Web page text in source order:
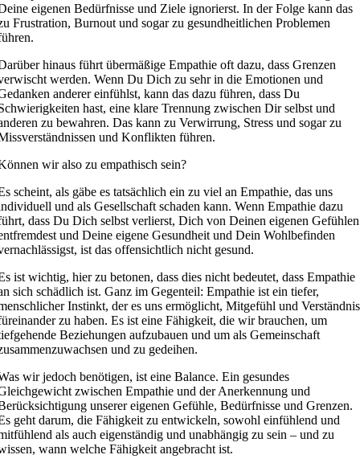
eigenen Bedürfnisse und Ziele ignorierst. In der Folge kann das
Frustration, Burnout und sogar zu gesundheitlichen Problemen
hinaus führt übermäßige Empathie oft dazu, dass Grenzen
werden. Wenn Du Dich zu sehr in die Emotionen und
anderer einfühlst, kann das dazu führen, dass Du
hast, eine klare Trennung zwischen Dir selbst und
zu bewahren. Das kann zu Verwirrung, Stress und sogar zu
und Konflikten führen.
wir also zu empathisch sein?
scheint, als gäbe es tatsächlich ein zu viel an Empathie, das uns
und als Gesellschaft schaden kann. Wenn Empathie dazu
dass Du Dich selbst verlierst, Dich von Deinen eigenen Gefühlen
und Deine eigene Gesundheit und Dein Wohlbefinden
ist das offensichtlich nicht gesund.
ist wichtig, hier zu betonen, dass dies nicht bedeutet, dass Empathie
sich schädlich ist. Ganz im Gegenteil: Empathie ist ein tiefer,
Instinkt, der es uns ermöglicht, Mitgefühl und Verständnis
zu haben. Es ist eine Fähigkeit, die wir brauchen, um
Beziehungen aufzubauen und um als Gemeinschaft
und zu gedeihen.
wir jedoch benötigen, ist eine Balance. Ein gesundes
zwischen Empathie und der Anerkennung und
unserer eigenen Gefühle, Bedürfnisse und Grenzen.
geht darum, die Fähigkeit zu entwickeln, sowohl einfühlend und
als auch eigenständig und unabhängig zu sein – und zu
wann welche Fähigkeit angebracht ist.